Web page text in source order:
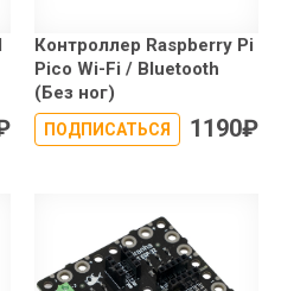
Контроллер Raspberry Pi
Pico Wi-Fi / Bluetooth
(Без ног)
ПОДПИСАТЬСЯ 1190₽